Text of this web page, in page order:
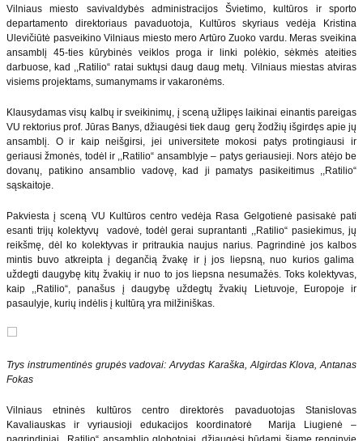
Vilniaus miesto savivaldybės administracijos Švietimo, kultūros ir sporto
departamento direktoriaus pavaduotoja, Kultūros skyriaus vedėja Kristina
Ulevičiūtė pasveikino Vilniaus miesto mero Artūro Zuoko vardu. Meras sveikina
ansamblį 45-ties kūrybinės veiklos proga ir linki polėkio, sėkmės ateities
darbuose, kad ,,Ratilio“ ratai suktųsi daug daug metų. Vilniaus miestas atviras
visiems projektams, sumanymams ir vakaronėms.
Klausydamas visų kalbų ir sveikinimų, į sceną užlipęs laikinai einantis pareigas
VU rektorius prof. Jūras Banys, džiaugėsi tiek daug gerų žodžių išgirdęs apie jų
ansamblį. O ir kaip neišgirsi, jei universitete mokosi patys protingiausi ir
geriausi žmonės, todėl ir ,,Ratilio“ ansamblyje – patys geriausieji. Nors atėjo be
dovanų, patikino ansamblio vadovę, kad ji pamatys pasikeitimus ,,Ratilio“
sąskaitoje.
Pakviesta į sceną VU Kultūros centro vedėja Rasa Gelgotienė pasisakė pati
esanti trijų kolektyvų vadovė, todėl gerai suprantanti ,,Ratilio“ pasiekimus, jų
reikšmę, dėl ko kolektyvas ir pritraukia naujus narius. Pagrindinė jos kalbos
mintis buvo atkreipta į degančią žvakę ir į jos liepsną, nuo kurios galima
uždegti daugybę kitų žvakių ir nuo to jos liepsna nesumažės. Toks kolektyvas,
kaip ,,Ratilio“, panašus į daugybę uždegtų žvakių Lietuvoje, Europoje ir
pasaulyje, kurių indėlis į kultūrą yra milžiniškas.
Trys instrumentinės grupės vadovai: Arvydas Karaška, Algirdas Klova, Antanas
Fokas
Vilniaus etninės kultūros centro direktorės pavaduotojas Stanislovas
Kavaliauskas ir vyriausioji edukacijos koordinatorė Marija Liugienė –